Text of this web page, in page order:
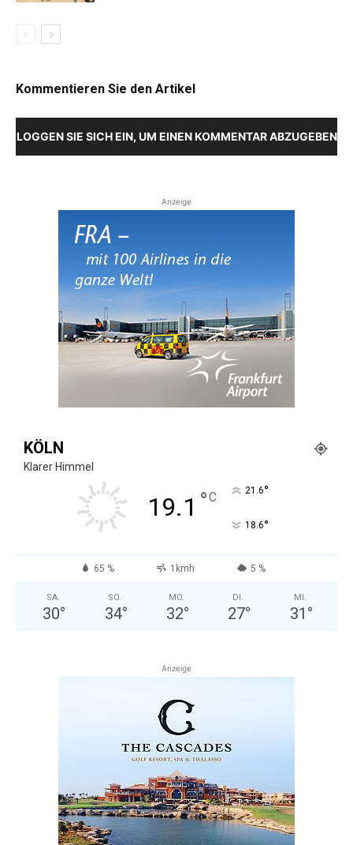
Kommentieren Sie den Artikel
LOGGEN SIE SICH EIN, UM EINEN KOMMENTAR ABZUGEBEN
Anzeige
KÖLN
Klarer Himmel
19.1 °C 21.6°
18.6°
65 % 1kmh 5 %
SA.
30°
SO.
34°
MO.
32°
DI.
27°
MI.
31 °
Anzeige